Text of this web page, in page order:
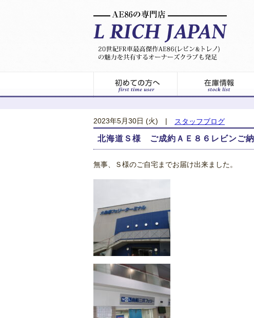
2023年5月30日 (火) スタッフブログ
北海道Ｓ様 ご成約ＡＥ８６レビンご
無事、Ｓ様のご自宅までお届け出来ました。